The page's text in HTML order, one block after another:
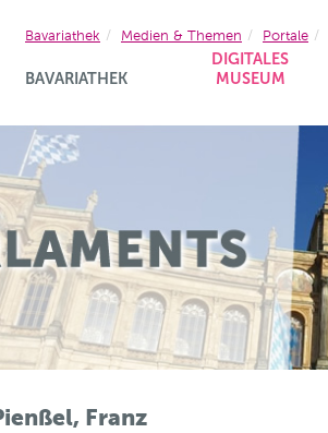
BAVARIATHEK
DIGITALES
MUSEUM
Bavariathek Medien & Themen Portale
Franz